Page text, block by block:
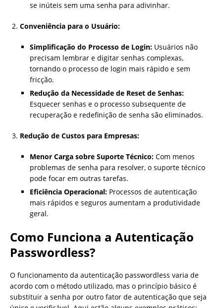
se inúteis sem uma senha para adivinhar.
Conveniência para o Usuário:
Simplificação do Processo de Login: Usuários não
precisam lembrar e digitar senhas complexas,
tornando o processo de login mais rápido e sem
fricção.
Redução da Necessidade de Reset de Senhas:
Esquecer senhas e o processo subsequente de
recuperação e redefinição de senha são eliminados.
Redução de Custos para Empresas:
Menor Carga sobre Suporte Técnico: Com menos
problemas de senha para resolver, o suporte técnico
pode focar em outras tarefas.
Eficiência Operacional: Processos de autenticação
mais rápidos e seguros aumentam a produtividade
geral.
Como Funciona a Autenticação
Passwordless?
O funcionamento da autenticação passwordless varia de
acordo com o método utilizado, mas o princípio básico é
substituir a senha por outro fator de autenticação que seja